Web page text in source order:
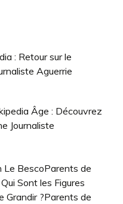
: Retour sur le
Aguerrie
Âge : Découvrez
Journaliste
BescoParents de
Sont les Figures
Grandir ?Parents de